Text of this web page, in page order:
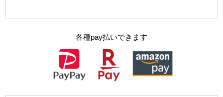
各種pay払いできます